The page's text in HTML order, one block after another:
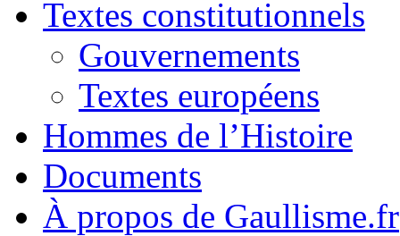
Textes constitutionnels
Gouvernements
Textes européens
Hommes de l’Histoire
Documents
À propos de Gaullisme.fr